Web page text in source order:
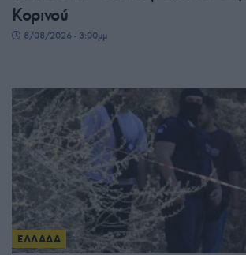
Κορινού
8/08/2026 - 3:00μμ
ΕΛΛΑΔΑ